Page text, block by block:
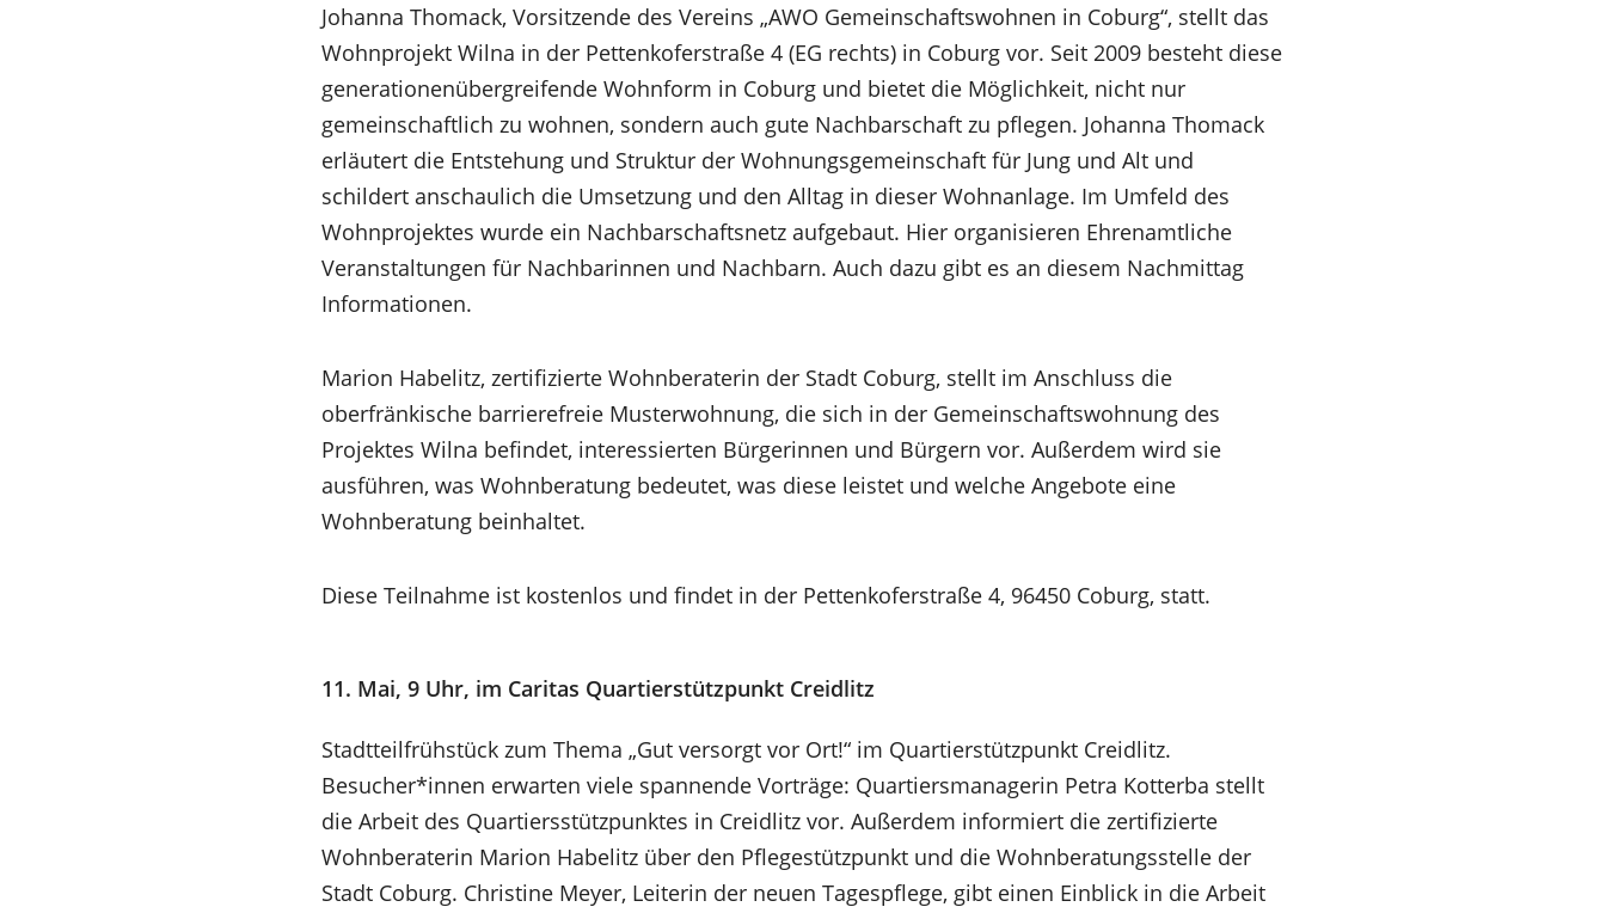
Johanna Thomack, Vorsitzende des Vereins „AWO Gemeinschaftswohnen in Coburg“, stellt das
Wohnprojekt Wilna in der Pettenkoferstraße 4 (EG rechts) in Coburg vor. Seit 2009 besteht diese
generationenübergreifende Wohnform in Coburg und bietet die Möglichkeit, nicht nur
gemeinschaftlich zu wohnen, sondern auch gute Nachbarschaft zu pflegen. Johanna Thomack
erläutert die Entstehung und Struktur der Wohnungsgemeinschaft für Jung und Alt und
schildert anschaulich die Umsetzung und den Alltag in dieser Wohnanlage. Im Umfeld des
Wohnprojektes wurde ein Nachbarschaftsnetz aufgebaut. Hier organisieren Ehrenamtliche
Veranstaltungen für Nachbarinnen und Nachbarn. Auch dazu gibt es an diesem Nachmittag
Informationen.
Marion Habelitz, zertifizierte Wohnberaterin der Stadt Coburg, stellt im Anschluss die
oberfränkische barrierefreie Musterwohnung, die sich in der Gemeinschaftswohnung des
Projektes Wilna befindet, interessierten Bürgerinnen und Bürgern vor. Außerdem wird sie
ausführen, was Wohnberatung bedeutet, was diese leistet und welche Angebote eine
Wohnberatung beinhaltet.
Diese Teilnahme ist kostenlos und findet in der Pettenkoferstraße 4, 96450 Coburg, statt.
11. Mai, 9 Uhr, im Caritas Quartierstützpunkt Creidlitz
Stadtteilfrühstück zum Thema „Gut versorgt vor Ort!“ im Quartierstützpunkt Creidlitz.
Besucher*innen erwarten viele spannende Vorträge: Quartiersmanagerin Petra Kotterba stellt
die Arbeit des Quartiersstützpunktes in Creidlitz vor. Außerdem informiert die zertifizierte
Wohnberaterin Marion Habelitz über den Pflegestützpunkt und die Wohnberatungsstelle der
Stadt Coburg. Christine Meyer, Leiterin der neuen Tagespflege, gibt einen Einblick in die Arbeit